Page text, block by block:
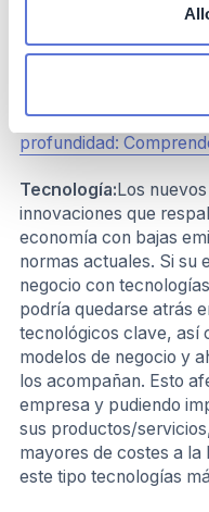
los emisores, es
medidas regulatorias
inadecuada su
prácticas de
profundidad:
Tecnología:Los
innovaciones que
economía con bajas
normas actuales. Si su
negocio con
podría quedarse atrás
tecnológicos clave, así
modelos de negocio y
los acompañan. Esto
empresa y pudiendo
sus productos/
mayores de costes a la
este tipo tecnologías